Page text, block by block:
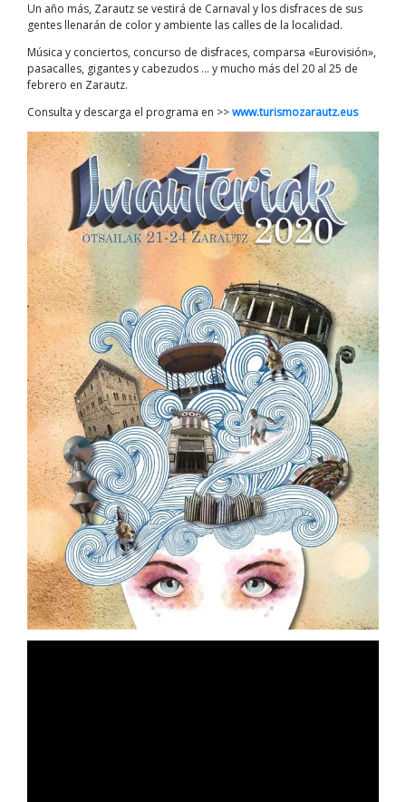
Un año más, Zarautz se vestirá de Carnaval y los disfraces de sus
gentes llenarán de color y ambiente las calles de la localidad.
Música y conciertos, concurso de disfraces, comparsa «Eurovisión»,
pasacalles, gigantes y cabezudos … y mucho más del 20 al 25 de
febrero en Zarautz.
Consulta y descarga el programa en >>www.turismozarautz.eus